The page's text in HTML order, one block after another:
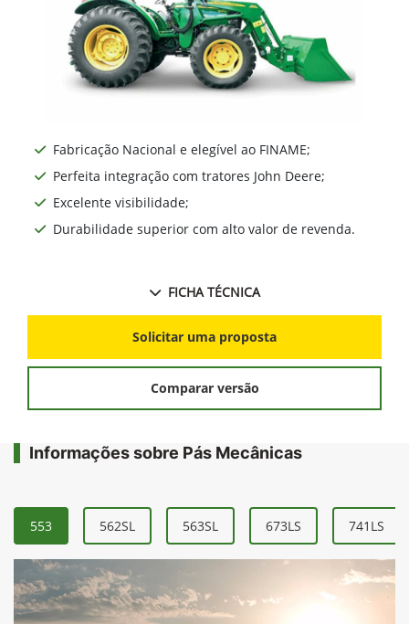
Fabricação Nacional e elegível ao FINAME;
Perfeita integração com tratores John Deere;
Excelente visibilidade;
Durabilidade superior com alto valor de revenda.
FICHA TÉCNICA
Solicitar uma proposta
Comparar versão
Informações sobre Pás Mecânicas
553 562SL 563SL 673LS 741LS